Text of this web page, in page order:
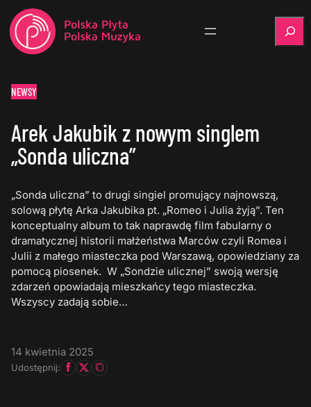
NEWSY
Arek Jakubik z nowym singlem
„Sonda uliczna”
„Sonda uliczna” to drugi singiel promujący najnowszą,
solową płytę Arka Jakubika pt. „Romeo i Julia żyją”. Ten
konceptualny album to tak naprawdę film fabularny o
dramatycznej historii małżeństwa Marców czyli Romea i
Julii z małego miasteczka pod Warszawą, opowiedziany za
pomocą piosenek. W „Sondzie ulicznej” swoją wersję
zdarzeń opowiadają mieszkańcy tego miasteczka.
Wszyscy zadają sobie…
14 kwietnia 2025
Udostępnij: